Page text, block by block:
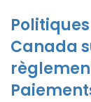
Canada